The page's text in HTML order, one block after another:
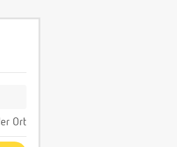
Ort